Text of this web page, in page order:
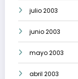
julio 2003
junio 2003
mayo 2003
abril 2003